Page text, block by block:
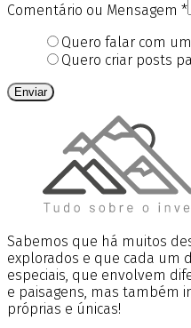
Comentário ou Mensagem *
Quero falar com
Quero criar posts
Enviar
Sabemos que há muitos
explorados e que cada um
especiais, que envolvem
e paisagens, mas também
próprias e únicas!